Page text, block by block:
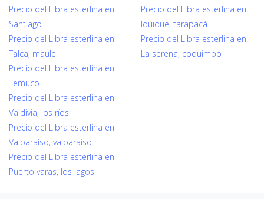
Precio del Libra esterlina en
Santiago
Precio del Libra esterlina en
Talca, maule
Precio del Libra esterlina en
Temuco
Precio del Libra esterlina en
Valdivia, los ríos
Precio del Libra esterlina en
Valparaíso, valparaíso
Precio del Libra esterlina en
Puerto varas, los lagos
Precio del Libra esterlina en
Iquique, tarapacá
Precio del Libra esterlina en
La serena, coquimbo